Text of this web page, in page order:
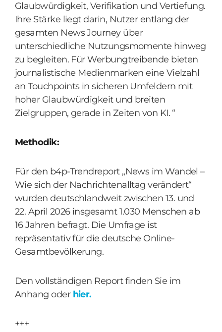
Glaubwürdigkeit, Verifikation und Vertiefung.
Ihre Stärke liegt darin, Nutzer entlang der
gesamten News Journey über
unterschiedliche Nutzungsmomente hinweg
zu begleiten. Für Werbungtreibende bieten
journalistische Medienmarken eine Vielzahl
an Touchpoints in sicheren Umfeldern mit
hoher Glaubwürdigkeit und breiten
Zielgruppen, gerade in Zeiten von KI. “
Methodik:
Für den b4p-Trendreport „News im Wandel –
Wie sich der Nachrichtenalltag verändert“
wurden deutschlandweit zwischen 13. und
22. April 2026 insgesamt 1.030 Menschen ab
16 Jahren befragt. Die Umfrage ist
repräsentativ für die deutsche Online-
Gesamtbevölkerung.
Den vollständigen Report finden Sie im
Anhang oder hier.
+++